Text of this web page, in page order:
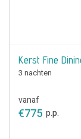
Kerst Fine
3 nachten
vanaf
€775 p.p.